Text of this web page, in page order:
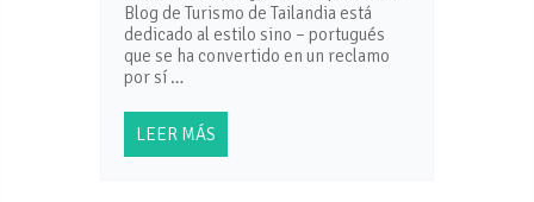
Blog de Turismo de Tailandia está
dedicado al estilo sino – portugués
que se ha convertido en un reclamo
por sí …
LEER MÁS